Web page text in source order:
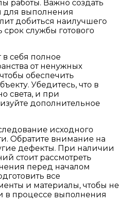
работы. Важно создать
для выполнения
добиться наилучшего
срок службы готового
себя полное
от ненужных
обеспечить
Убедитесь, что в
света, и при
дополнительное
исходного
Обратите внимание на
дефекты. При наличии
стоит рассмотреть
перед началом
все
и материалы, чтобы не
в процессе выполнения